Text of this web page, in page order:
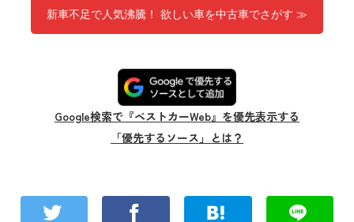
新車不足で人気沸騰！ 欲しい車を中古車でさがす ≫
Google検索で『ベストカーWeb』を優先表示する
「優先するソース」とは？